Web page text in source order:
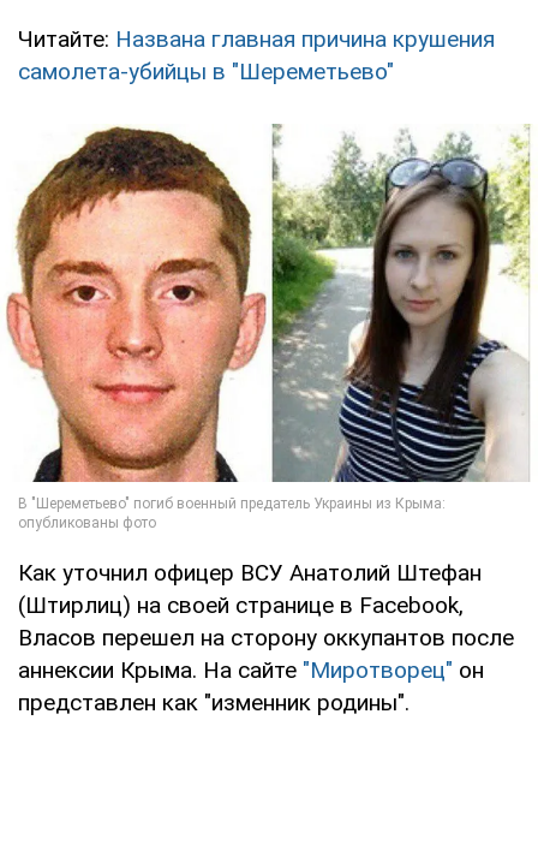
Читайте: Названа главная причина крушения
самолета-убийцы в "Шереметьево"
Как уточнил офицер ВСУ Анатолий Штефан
(Штирлиц) на своей странице в Facebook,
Власов перешел на сторону оккупантов после
аннексии Крыма. На сайте "Миротворец" он
представлен как "изменник родины".